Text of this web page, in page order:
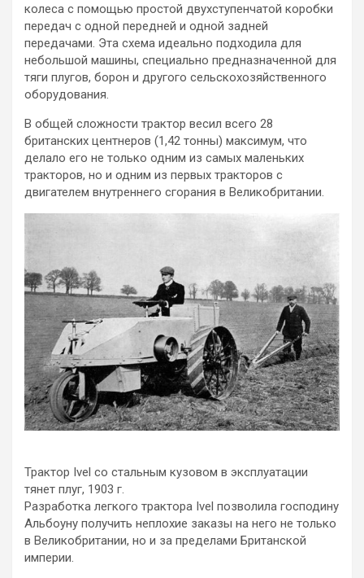
колеса с помощью простой двухступенчатой коробки
передач с одной передней и одной задней
передачами. Эта схема идеально подходила для
небольшой машины, специально предназначенной для
тяги плугов, борон и другого сельскохозяйственного
оборудования.
В общей сложности трактор весил всего 28
британских центнеров (1,42 тонны) максимум, что
делало его не только одним из самых маленьких
тракторов, но и одним из первых тракторов с
двигателем внутреннего сгорания в Великобритании.
Трактор Ivel со стальным кузовом в эксплуатации
тянет плуг, 1903 г.
Разработка легкого трактора Ivel позволила господину
Альбоуну получить неплохие заказы на него не только
в Великобритании, но и за пределами Британской
империи.